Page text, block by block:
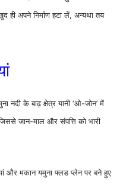
ही अपने निर्माण हटा लें, अन्यथा तय
नदी के बाढ़ क्षेत्र यानी ‘ओ-जोन’ में
जान-माल और संपत्ति को भारी
और मकान यमुना फ्लड प्लेन पर बने हुए